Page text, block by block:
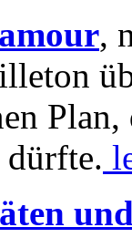
,
Plan,
dürfte.